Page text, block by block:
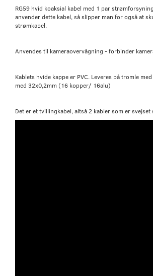
RG59 hvid koaksial kabel med 1 par
anvender dette kabel, så slipper man for også at
strømkabel.
Anvendes til kameraovervågning - forbinder
Kablets hvide kappe er PVC. Leveres på tromle
med 32x0,2mm (16 kopper/ 16alu)
Det er et tvillingkabel, altså 2 kabler som er svejset